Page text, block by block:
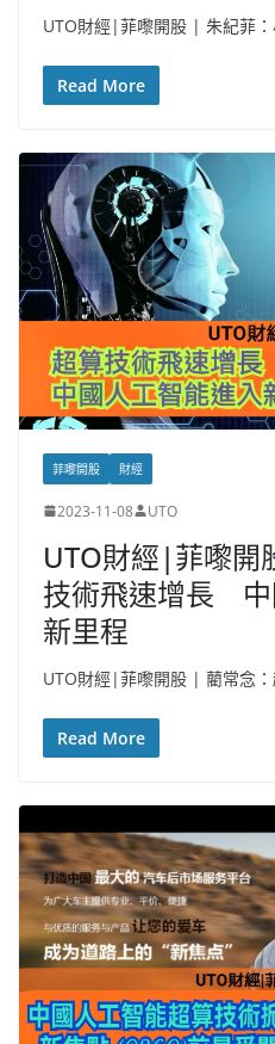
UTO財經|菲嚟開股 | 朱紀菲：
Read More
菲嚟開股 財經
2023-11-08 UTO
UTO財經|菲嚟開
技術飛速增長 中
新里程
UTO財經|菲嚟開股 | 藺常念：
Read More